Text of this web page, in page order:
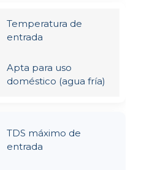
Temperatura de
entrada
Apta para uso
doméstico (agua fría)
TDS máximo de
entrada